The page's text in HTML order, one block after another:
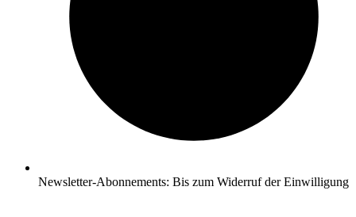
Newsletter-Abonnements: Bis zum Widerruf der Einwilligung